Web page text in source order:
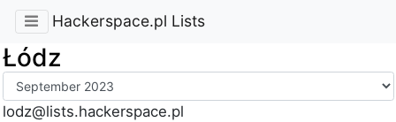
Hackerspace.pl Lists
Łódz
lodz@lists.hackerspace.pl